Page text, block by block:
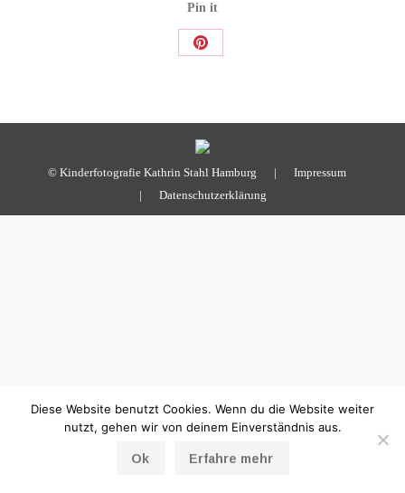
Pin it
Share
© Kinderfotografie Kathrin Stahl Hamburg | Impressum
| Datenschutzerklärung
Diese Website benutzt Cookies. Wenn du die Website weiter
nutzt, gehen wir von deinem Einverständnis aus.
Ok Erfahre mehr